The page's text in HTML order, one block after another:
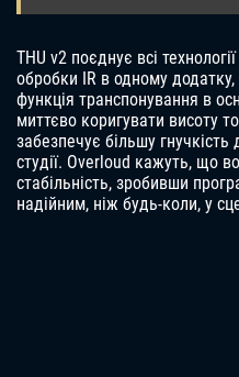
THU v2 поєднує всі
обробки IR в одному
функція транспонування в
миттєво коригувати висоту
забезпечує більшу
студії. Overloud кажуть, що
стабільність, зробивши
надійним, ніж будь-коли, у